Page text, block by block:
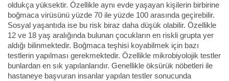
oldukça yüksektir. Özellikle aynı evde yaşayan kişilerin birbirine
boğmaca virüsünü yüzde 70 ile yüzde 100 arasında geçirebilir.
Sosyal yaşantıda ise bu risk biraz daha düşük olabilir. Özellikle
12 ve 18 yaş aralığında bulunan çocukların en riskli grupta yer
aldığı bilinmektedir. Boğmaca teşhisi koyabilmek için bazı
testlerin yapılması gerekmektedir. Özellikle mikrobiyolojik testler
bunlardan en sık yapılanlarıdır. Genellikle öksürük nöbetleri ile
hastaneye başvuran insanlar yapılan testler sonucunda